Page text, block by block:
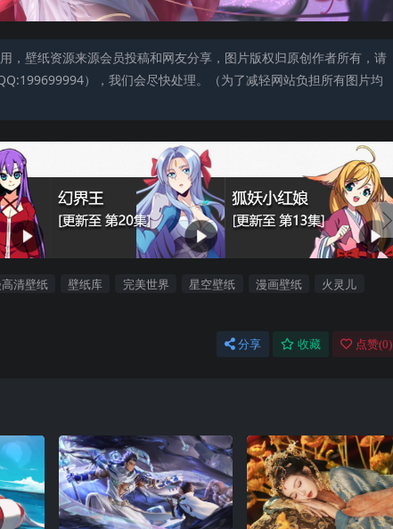
，壁纸资源来源会员投稿和网友分享，图片版权归原创作者所有，请
），我们会尽快处理。（为了减轻网站负担所有图片均
清壁纸 壁纸库 完美世界 星空壁纸 漫画壁纸
火灵儿
分享 收藏 点赞(0)